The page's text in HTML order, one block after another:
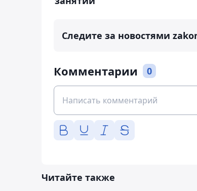
Следите за новостями
Комментарии 0
Читайте также